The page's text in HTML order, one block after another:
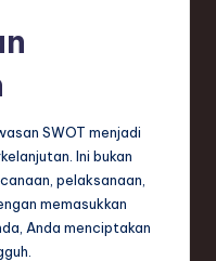
SWOT menjadi
Ini bukan
pelaksanaan,
memasukkan
Anda menciptakan